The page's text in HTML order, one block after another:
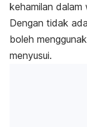
kehamilan dalam
Dengan tidak
boleh
menyusui.